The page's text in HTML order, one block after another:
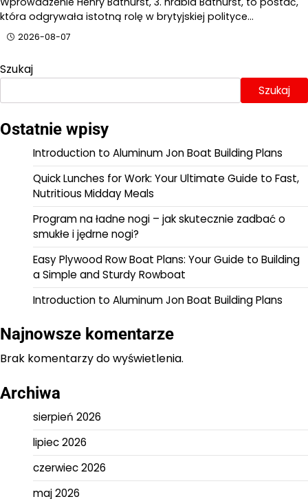
która odgrywała istotną rolę w brytyjskiej polityce…
2026-08-07
Szukaj
Szukaj
Ostatnie wpisy
Introduction to Aluminum Jon Boat Building Plans
Quick Lunches for Work: Your Ultimate Guide to Fast,
Nutritious Midday Meals
Program na ładne nogi – jak skutecznie zadbać o
smukłe i jędrne nogi?
Easy Plywood Row Boat Plans: Your Guide to Building
a Simple and Sturdy Rowboat
Introduction to Aluminum Jon Boat Building Plans
Najnowsze komentarze
Brak komentarzy do wyświetlenia.
Archiwa
sierpień 2026
lipiec 2026
czerwiec 2026
maj 2026